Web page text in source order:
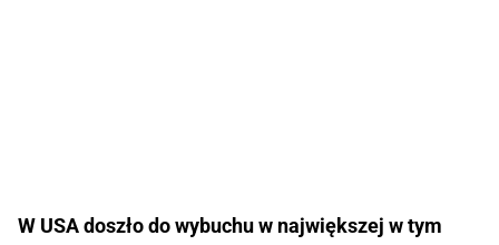
W USA doszło do wybuchu w największej w tym